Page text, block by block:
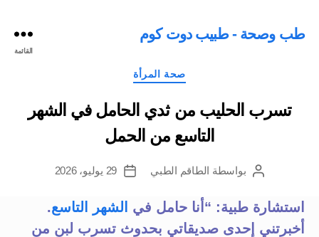
طب وصحة - طبيب دوت كوم
القائمة
التصنيفات
صحة المرأة
تسرب الحليب من ثدي الحامل في الشهر
التاسع من الحمل
كاتببواسطة الطاقم الطبي
تاريخ
29 يوليو، 2026
استشارة طبية: “أنا حامل في الشهر التاسع.
أخبرتني إحدى صديقاتي بحدوث تسرب لبن من